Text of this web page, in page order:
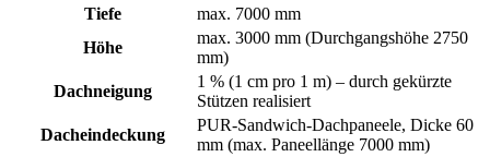
Tiefe
max. 7000 mm
Höhe
max. 3000 mm (Durchgangshöhe 2750
mm)
Dachneigung
1 % (1 cm pro 1 m) – durch gekürzte
Stützen realisiert
Dacheindeckung
PUR-Sandwich-Dachpaneele, Dicke 60
mm (max. Paneellänge 7000 mm)